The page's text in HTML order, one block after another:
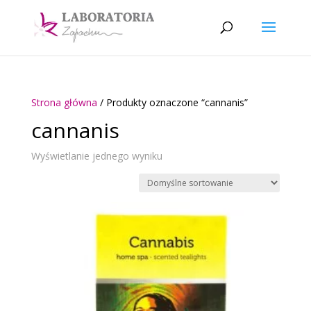
Strona główna / Produkty oznaczone “cannanis”
cannanis
Wyświetlanie jednego wyniku